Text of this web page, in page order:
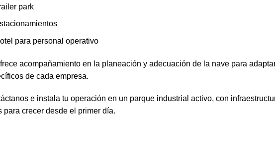
park
para personal operativo
acompañamiento en la planeación y adecuación de la nave para
de cada empresa.
e instala tu operación en un parque industrial activo, con
para crecer desde el primer día.